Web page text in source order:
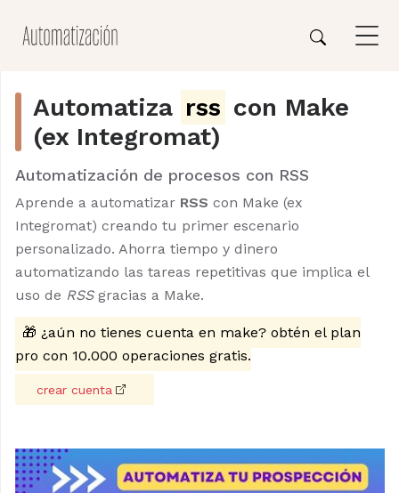
Automatiza rss con Make
(ex Integromat)
Automatización de procesos con RSS
Aprende a automatizar RSS con Make (ex
Integromat) creando tu primer escenario
personalizado. Ahorra tiempo y dinero
automatizando las tareas repetitivas que implica el
uso de RSSgracias a Make.
🎁 ¿aún no tienes cuenta en make? obtén el plan
pro con 10.000 operaciones gratis.
crear cuenta